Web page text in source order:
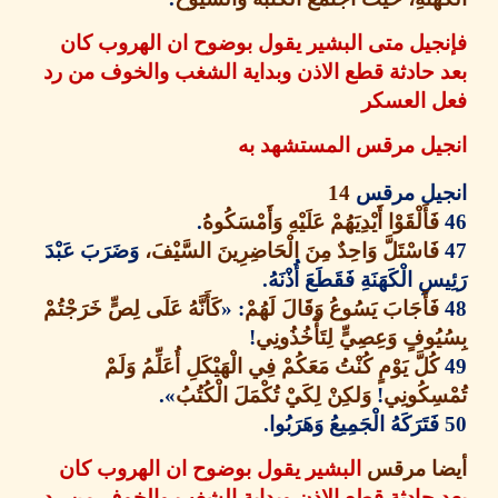
متى البشير يقول بوضوح ان الهروب كان
حادثة قطع الاذن وبداية الشغب والخوف من رد
العسكر
مرقس المستشهد به
مرقس14
فَأَلْقَوْا أَيْدِيَهُمْ عَلَيْهِ وَأَمْسَكُوهُ.
فَاسْتَلَّ وَاحِدٌ مِنَ الْحَاضِرِينَ السَّيْفَ،وَضَرَبَ عَبْدَ
الْكَهَنَةِ فَقَطَعَ أُذْنَهُ.
فَأَجَابَ يَسُوعُ وَقَالَ لَهُمْ: « كَأَنَّهُ عَلَى لِصٍّ خَرَجْتُمْ
وَعِصِيٍّ لِتَأْخُذُونِي!
كُلَّ يَوْمٍ كُنْتُ مَعَكُمْ فِي الْهَيْكَلِ أُعَلِّمُ وَلَمْ
!وَلكِنْ لِكَيْ تُكْمَلَ الْكُتُبُ».
فَتَرَكَهُ الْجَمِيعُ وَهَرَبُوا
مرقسالبشير يقول بوضوح ان الهروب كان